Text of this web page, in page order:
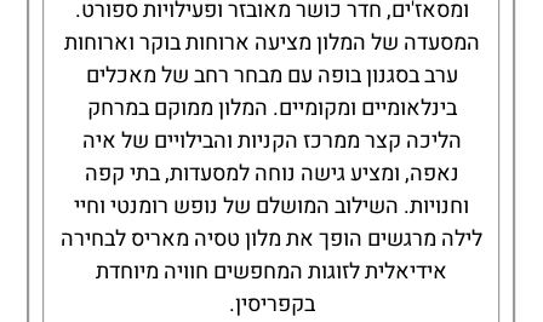
ומסאז'ים, חדר כושר מאובזר ופעילויות ספורט.
המסעדה של המלון מציעה ארוחות בוקר וארוחות
ערב בסגנון בופה עם מבחר רחב של מאכלים
בינלאומיים ומקומיים. המלון ממוקם במרחק
הליכה קצר ממרכז הקניות והבילויים של איה
נאפה, ומציע גישה נוחה למסעדות, בתי קפה
וחנויות. השילוב המושלם של נופש רומנטי וחיי
לילה מרגשים הופך את מלון טסיה מאריס לבחירה
אידיאלית לזוגות המחפשים חוויה מיוחדת
בקפריסין.